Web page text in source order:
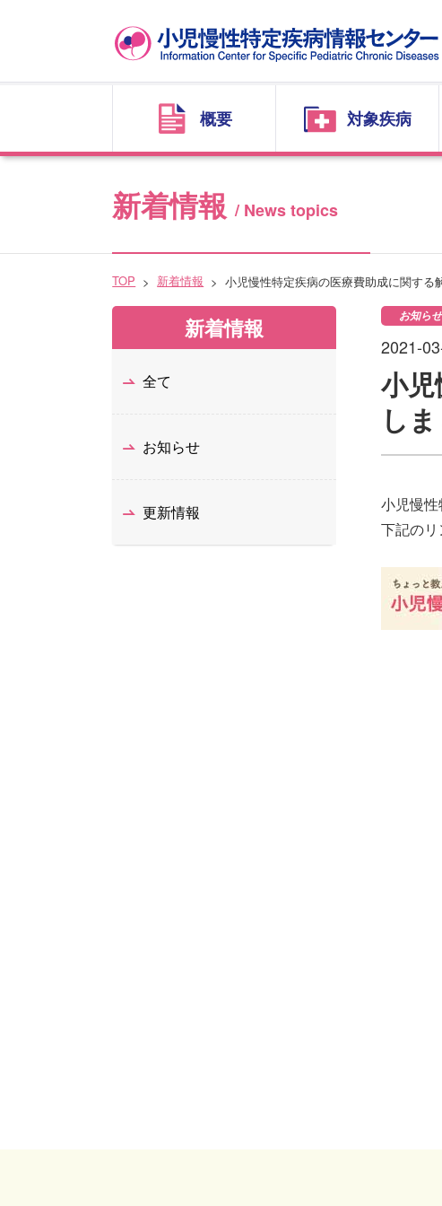
概要 対象疾病
新着情報/ News topics
TOP 新着情報 小児慢性特定疾病の医療費助成に関する
お知らせ
2021-
小
し
小児慢
下記のリ
新着情報
全て
お知らせ
更新情報